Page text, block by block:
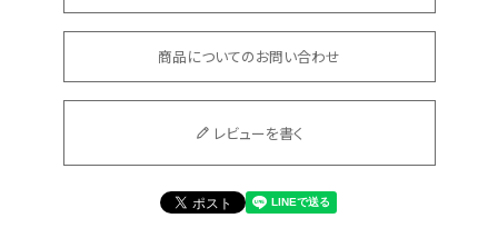
スタッフコーディネート
商品についてのお問い合わせ
レビューを書く